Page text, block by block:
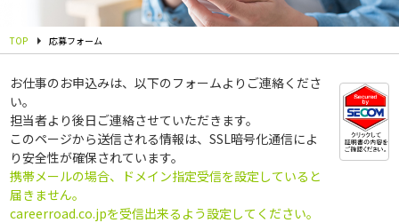
TOP 応募フォーム
お仕事のお申込みは、以下のフォームよりご連絡くださ
い。
担当者より後日ご連絡させていただきます。
このページから送信される情報は、SSL暗号化通信によ
り安全性が確保されています。
携帯メールの場合、ドメイン指定受信を設定していると
届きません。
careerroad.co.jpを受信出来るよう設定してください。